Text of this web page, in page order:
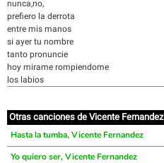
nunca,no,
prefiero la derrota
entre mis manos
si ayer tu nombre
tanto pronuncie
hoy mirame rompiendome
los labios
Otras canciones de Vicente Fernandez
Hasta la tumba, Vicente Fernandez
Yo quiero ser, Vicente Fernandez